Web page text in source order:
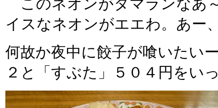
このネオンがタマランなあ
イスなネオンがエエわ。あー
何故か夜中に餃子が喰いたい
２と「すぶた」５０４円をい